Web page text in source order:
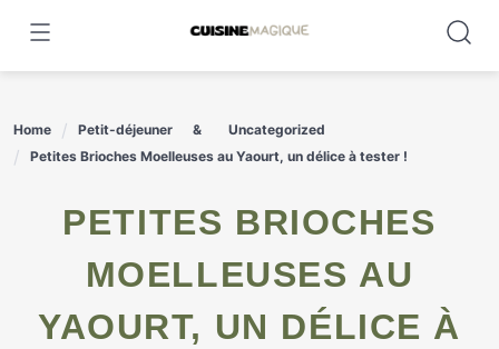
content
Home Petit-déjeuner
Uncategorized
Petites Brioches Moelleuses au Yaourt, un délice à tester !
PETITES BRIOCHES
MOELLEUSES AU
YAOURT, UN DÉLICE À